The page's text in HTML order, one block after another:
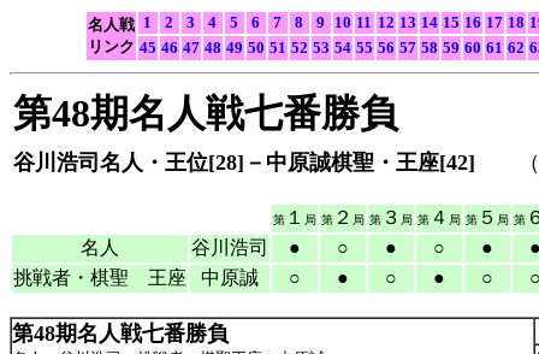
名人戦
リンク
1 2 3 4 5 6 7 8 9 10 11 12 13 14 15 16 17 18
45 46 47 48 49 50 51 52 53 54 55 56 57 58 59 60 61 62
第48期名人戦七番勝負
谷川浩司名人・王位[28]－中原誠棋聖・王座[42] （
第 １ 局 第 ２ 局 第 ３ 局 第 ４ 局 第 ５ 局 第
名人
谷川浩司 ● ○ ● ○ ●
挑戦者・棋聖 王座
中原誠 ○ ● ○ ● ○
第48期名人戦七番勝負